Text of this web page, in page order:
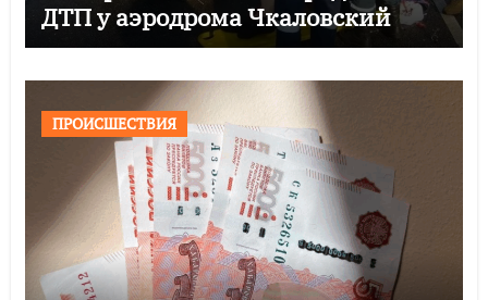
ДТП у аэродрома Чкаловский
ПРОИСШЕСТВИЯ